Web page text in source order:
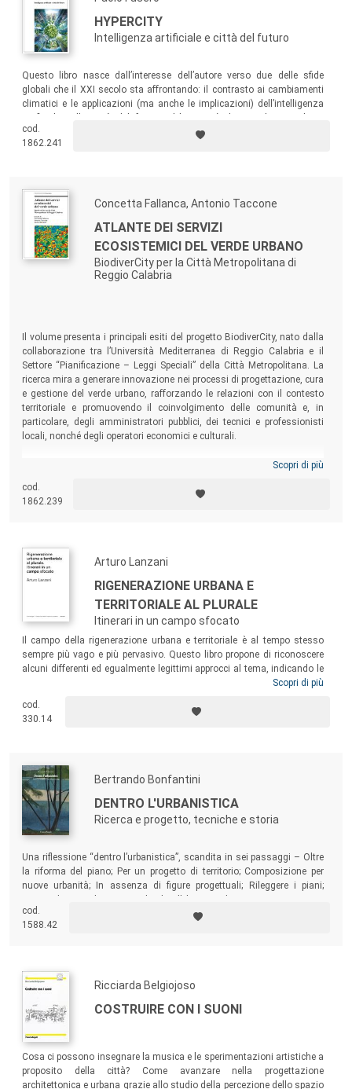
HYPERCITY
Intelligenza artificiale e città del futuro
Questo libro nasce dall’interesse dell’autore verso due delle sfide
globali che il XXI secolo sta affrontando: il contrasto ai cambiamenti
climatici e le applicazioni (ma anche le implicazioni) dell’intelligenza
cittadini e amministratori a una riflessione collettiva che riguarda il
futuro delle nostre città e, in ultima analisi, della nostra civiltà.
cod.
1862.241
Concetta Fallanca, Antonio Taccone
ATLANTE DEI SERVIZI
ECOSISTEMICI DEL VERDE URBANO
BiodiverCity per la Città Metropolitana di
Reggio Calabria
Il volume presenta i principali esiti del progetto BiodiverCity, nato dalla
collaborazione tra l’Università Mediterranea di Reggio Calabria e il
Settore “Pianificazione – Leggi Speciali” della Città Metropolitana. La
ricerca mira a generare innovazione nei processi di progettazione, cura
e gestione del verde urbano, rafforzando le relazioni con il contesto
territoriale e promuovendo il coinvolgimento delle comunità e, in
particolare, degli amministratori pubblici, dei tecnici e professionisti
locali, nonché degli operatori economici e culturali.
Scopri di più
cod.
1862.239
Arturo Lanzani
RIGENERAZIONE URBANA E
TERRITORIALE AL PLURALE
Itinerari in un campo sfocato
Il campo della rigenerazione urbana e territoriale è al tempo stesso
sempre più vago e più pervasivo. Questo libro propone di riconoscere
alcuni differenti ed egualmente legittimi approcci al tema, indicando le
loro radici e soprattutto le modalità con cui si occupano di
affrontare, dall’attenzione alla varietà dei contesti urbani e territoriali in
cui è chiamata a operare ai legami problematici con le dinamiche di
pianificatorie.
Scopri di più
cod.
330.14
Bertrando Bonfantini
DENTRO L'URBANISTICA
Ricerca e progetto, tecniche e storia
Una riflessione “dentro l’urbanistica”, scandita in sei passaggi – Oltre
la riforma del piano; Per un progetto di territorio; Composizione per
nuove urbanità; In assenza di figure progettuali; Rileggere i piani;
dimensione sostantiva del piano urbanistico, ridando centralità al suo
progetto e alle forme tecniche per praticarlo.
cod.
1588.42
Ricciarda Belgiojoso
COSTRUIRE CON I SUONI
Cosa ci possono insegnare la musica e le sperimentazioni artistiche a
proposito della città? Come avanzare nella progettazione
architettonica e urbana grazie allo studio della percezione dello spazio